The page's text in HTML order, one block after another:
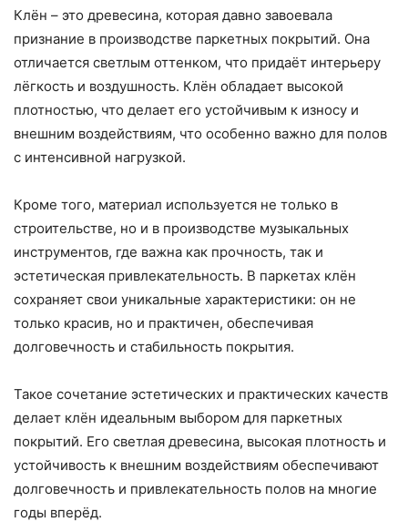
Клён – это древесина, которая давно завоевала
признание в производстве паркетных покрытий. Она
отличается светлым оттенком, что придаёт интерьеру
лёгкость и воздушность. Клён обладает высокой
плотностью, что делает его устойчивым к износу и
внешним воздействиям, что особенно важно для полов
с интенсивной нагрузкой.
Кроме того, материал используется не только в
строительстве, но и в производстве музыкальных
инструментов, где важна как прочность, так и
эстетическая привлекательность. В паркетах клён
сохраняет свои уникальные характеристики: он не
только красив, но и практичен, обеспечивая
долговечность и стабильность покрытия.
Такое сочетание эстетических и практических качеств
делает клён идеальным выбором для паркетных
покрытий. Его светлая древесина, высокая плотность и
устойчивость к внешним воздействиям обеспечивают
долговечность и привлекательность полов на многие
годы вперёд.